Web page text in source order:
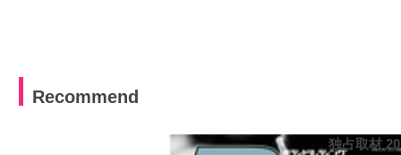
Recommend
独占取材